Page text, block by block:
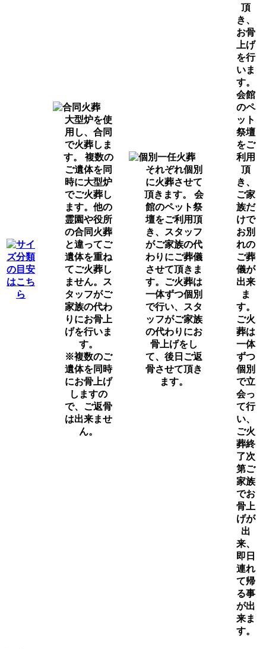
大型炉を使
用し、合同
で火葬しま
す。 複数の
ご遺体を同
時に大型炉
でご火葬し
ます。他の
霊園や役所
の合同火葬
と違ってご
遺体を重ね
てご火葬し
ません。ス
タッフがご
家族の代わ
りにお骨上
げを行いま
す。
※複数のご
遺体を同時
にお骨上げ
しますの
で、ご返骨
は出来ませ
ん。
それぞれ個別
に火葬させて
頂きます。 会
館のペット祭
壇をご利用頂
き、スタッフ
がご家族の代
わりにご葬儀
させて頂きま
す。ご火葬は
一体ずつ個別
で行い、スタ
ッフがご家族
の代わりにお
骨上げをし
て、後日ご返
骨させて頂き
ます。
頂
き、
お骨
上げ
を行
いま
す。
会館
のペ
ット
祭壇
をご
利用
頂
き、
ご家
族だ
けで
お別
れの
ご葬
儀が
出来
ま
す。
ご火
葬は
一体
ずつ
個別
で立
会っ
て行
い、
ご火
葬終
了次
第ご
家族
でお
骨上
げが
出
来、
即日
連れ
て帰
る事
が出
来ま
す。